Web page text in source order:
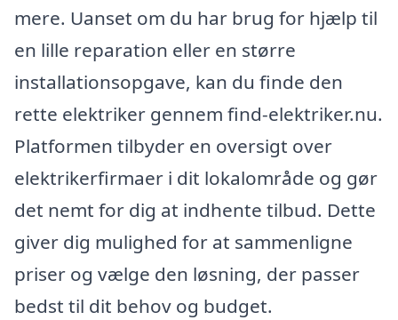
mere. Uanset om du har brug for hjælp til
en lille reparation eller en større
installationsopgave, kan du finde den
rette elektriker gennem find-elektriker.nu.
Platformen tilbyder en oversigt over
elektrikerfirmaer i dit lokalområde og gør
det nemt for dig at indhente tilbud. Dette
giver dig mulighed for at sammenligne
priser og vælge den løsning, der passer
bedst til dit behov og budget.